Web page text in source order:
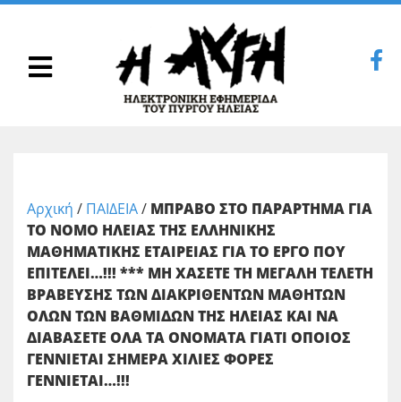
Αρχική / ΠΑΙΔΕΙΑ/ ΜΠΡΑΒΟ ΣΤΟ ΠΑΡΑΡΤΗΜΑ ΓΙΑ
ΤΟ ΝΟΜΟ ΗΛΕΙΑΣ ΤΗΣ ΕΛΛΗΝΙΚΗΣ
ΜΑΘΗΜΑΤΙΚΗΣ ΕΤΑΙΡΕΙΑΣ ΓΙΑ ΤΟ ΕΡΓΟ ΠΟΥ
ΕΠΙΤΕΛΕΙ…!!! *** ΜΗ ΧΑΣΕΤΕ ΤΗ ΜΕΓΑΛΗ ΤΕΛΕΤΗ
ΒΡΑΒΕΥΣΗΣ ΤΩΝ ΔΙΑΚΡΙΘΕΝΤΩΝ ΜΑΘΗΤΩΝ
ΟΛΩΝ ΤΩΝ ΒΑΘΜΙΔΩΝ ΤΗΣ ΗΛΕΙΑΣ ΚΑΙ ΝΑ
ΔΙΑΒΑΣΕΤΕ ΟΛΑ ΤΑ ΟΝΟΜΑΤΑ ΓΙΑΤΙ ΟΠΟΙΟΣ
ΓΕΝΝΙΕΤΑΙ ΣΗΜΕΡΑ ΧΙΛΙΕΣ ΦΟΡΕΣ
ΓΕΝΝΙΕΤΑΙ…!!!